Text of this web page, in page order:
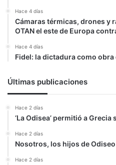
Hace 4 días
Cámaras térmicas, drones y
OTAN el este de Europa
Hace 4 días
Fidel: la dictadura como obra
Últimas publicaciones
Hace 2 días
‘La Odisea’ permitió a
Hace 2 días
Nosotros, los hijos de Odiseo
Hace 2 días